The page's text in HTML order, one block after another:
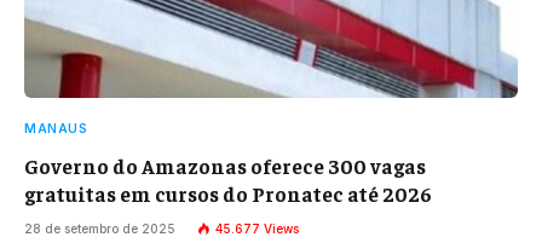
MANAUS
Governo do Amazonas oferece 300 vagas
gratuitas em cursos do Pronatec até 2026
28 de setembro de 2025 45.677 Views